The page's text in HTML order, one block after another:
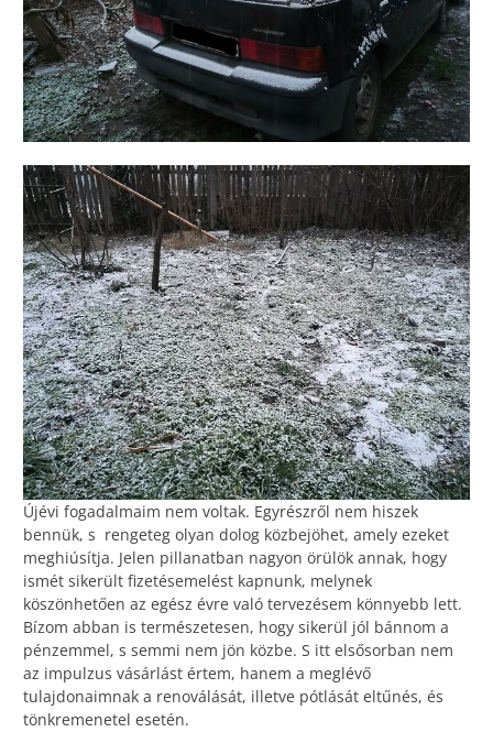
Újévi fogadalmaim nem voltak. Egyrészről nem hiszek
bennük, s rengeteg olyan dolog közbejöhet, amely ezeket
meghiúsítja. Jelen pillanatban nagyon örülök annak, hogy
ismét sikerült fizetésemelést kapnunk, melynek
köszönhetően az egész évre való tervezésem könnyebb lett.
Bízom abban is természetesen, hogy sikerül jól bánnom a
pénzemmel, s semmi nem jön közbe. S itt elsősorban nem
az impulzus vásárlást értem, hanem a meglévő
tulajdonaimnak a renoválását, illetve pótlását eltűnés, és
tönkremenetel esetén.